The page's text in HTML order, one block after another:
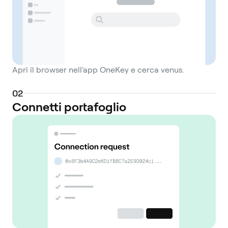
Apri il browser nell'app OneKey e cerca venus.
02
Connetti portafoglio